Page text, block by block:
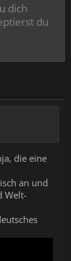
dich
du
die eine
an und
Welt-